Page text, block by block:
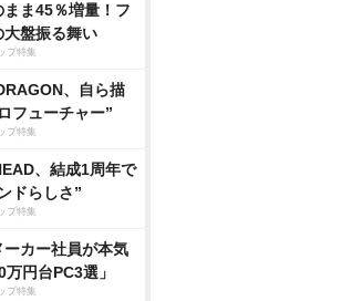
まま45％増量！フ
大盤振る舞い
プ特集
、自ら描
フューチャー”
プ特集
、結成1周年で
ドらしさ”
プ特集
ーカー社員が本気
円台PC3選」
プ特集